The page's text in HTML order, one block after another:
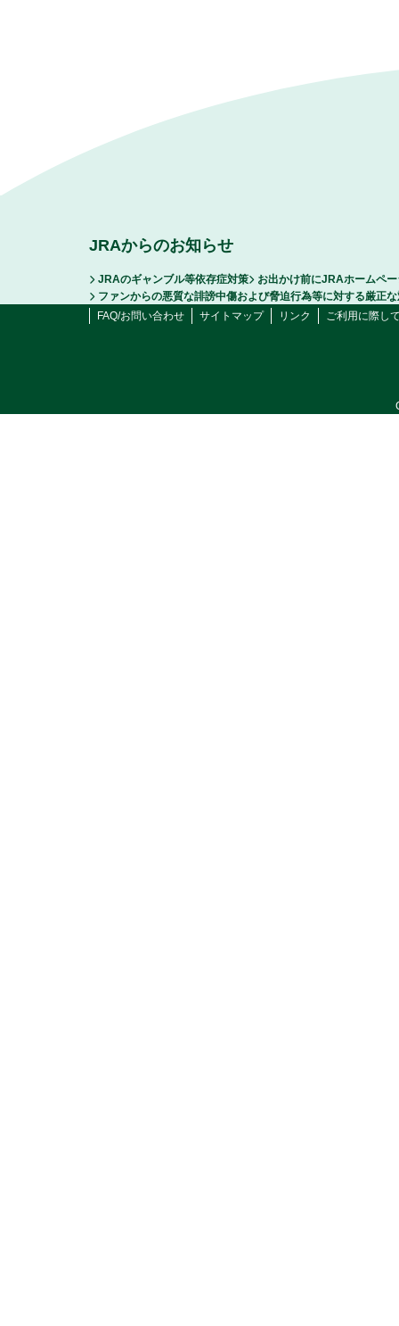
JRAからのお知らせ
JRAのギャンブル等依存症対策
お出かけ前にJRAホームペ
ファンからの悪質な誹謗中傷および脅迫行為等に対する厳正
FAQ/お問い合わせ
サイトマップ リンク ご利用に際し